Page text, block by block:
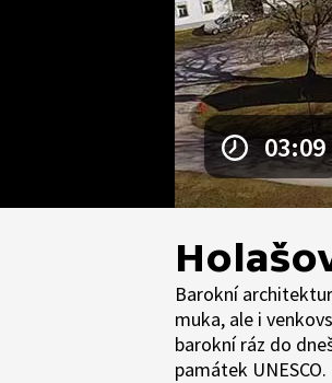
03:09
Barokní
muka, ale i
barokní ráz do
památek